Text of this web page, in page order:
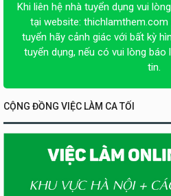
Khi liên hệ nhà tuyển dụng vui
tại website: thichlamthem.com
tuyển hãy cảnh giác với bất kỳ
tuyển dụng, nếu có vui lòng
tin.
CỘNG ĐỒNG VIỆC LÀM CA TỐI